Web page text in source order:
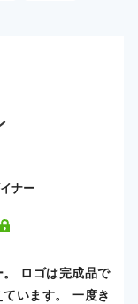
ナー
ロゴは完成品で
います。 一度き